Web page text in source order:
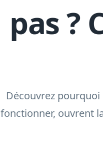
pas ?
Découvrez pourquoi
fonctionner, ouvrent